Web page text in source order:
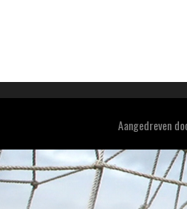
Aangedreven